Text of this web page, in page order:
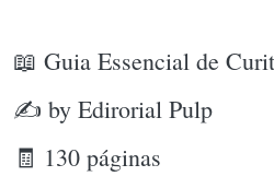
📖 Guia Essencial de
✍ by Edirorial Pulp
🧾 130 páginas